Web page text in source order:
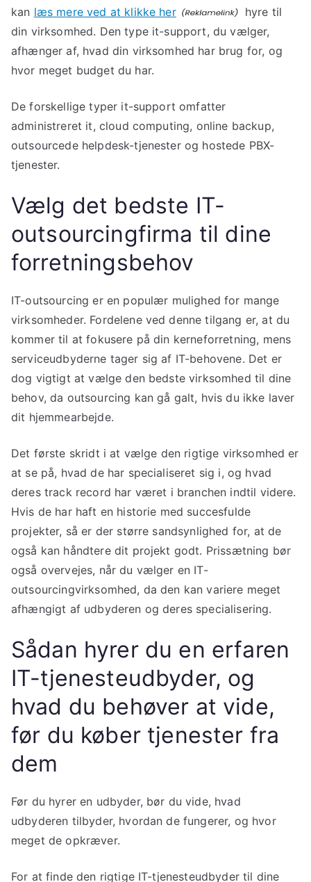
kan læs mere ved at klikke her
hyre til
din virksomhed. Den type it-support, du vælger,
afhænger af, hvad din virksomhed har brug for, og
hvor meget budget du har.
De forskellige typer it-support omfatter
administreret it, cloud computing, online backup,
outsourcede helpdesk-tjenester og hostede PBX-
tjenester.
Vælg det bedste IT-
outsourcingfirma til dine
forretningsbehov
IT-outsourcing er en populær mulighed for mange
virksomheder. Fordelene ved denne tilgang er, at du
kommer til at fokusere på din kerneforretning, mens
serviceudbyderne tager sig af IT-behovene. Det er
dog vigtigt at vælge den bedste virksomhed til dine
behov, da outsourcing kan gå galt, hvis du ikke laver
dit hjemmearbejde.
Det første skridt i at vælge den rigtige virksomhed er
at se på, hvad de har specialiseret sig i, og hvad
deres track record har været i branchen indtil videre.
Hvis de har haft en historie med succesfulde
projekter, så er der større sandsynlighed for, at de
også kan håndtere dit projekt godt. Prissætning bør
også overvejes, når du vælger en IT-
outsourcingvirksomhed, da den kan variere meget
afhængigt af udbyderen og deres specialisering.
Sådan hyrer du en erfaren
IT-tjenesteudbyder, og
hvad du behøver at vide,
før du køber tjenester fra
dem
Før du hyrer en udbyder, bør du vide, hvad
udbyderen tilbyder, hvordan de fungerer, og hvor
meget de opkræver.
For at finde den rigtige IT-tjenesteudbyder til dine